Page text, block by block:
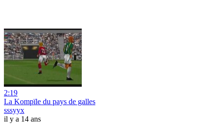
2:19
La Kompïle du pays de galles
sssyyx
il y a 14 ans